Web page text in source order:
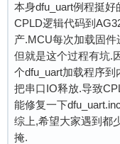
本身dfu_uart例程挺
CPLD逻辑代码到
产.MCU每次加载固件
但就是这个过程有坑.
个dfu_uart加载程序
把串口IO释放.导致
能修复一下
综上,希望大家遇到都
掩.